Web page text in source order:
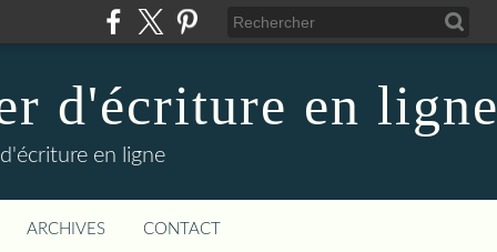
d'écriture en ligne
en ligne
ARCHIVES CONTACT